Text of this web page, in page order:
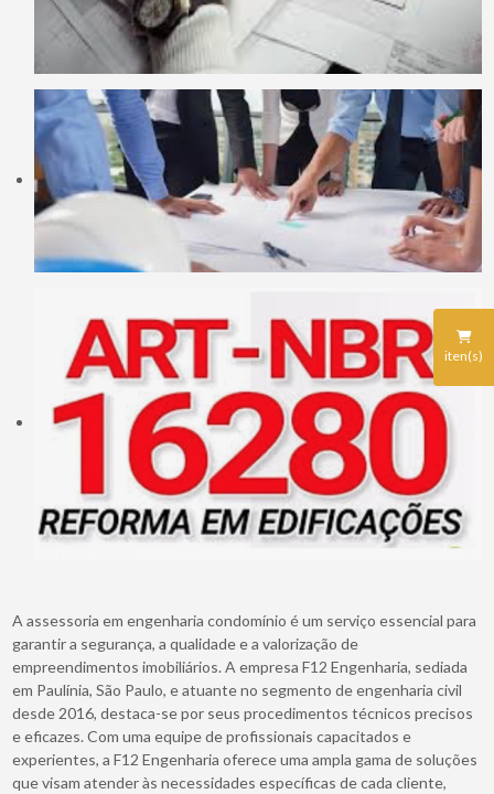
iten(s)
A assessoria em engenharia condomínio é um serviço essencial para
garantir a segurança, a qualidade e a valorização de
empreendimentos imobiliários. A empresa F12 Engenharia, sediada
em Paulínia, São Paulo, e atuante no segmento de engenharia civil
desde 2016, destaca-se por seus procedimentos técnicos precisos
e eficazes. Com uma equipe de profissionais capacitados e
experientes, a F12 Engenharia oferece uma ampla gama de soluções
que visam atender às necessidades específicas de cada cliente,